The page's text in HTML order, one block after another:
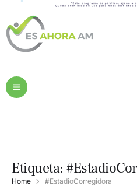
Etiqueta:
Home #EstadioCorregidora